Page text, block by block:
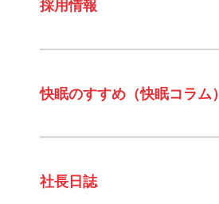
採用情報
快眠のすすめ（快眠コラム）
社長日誌